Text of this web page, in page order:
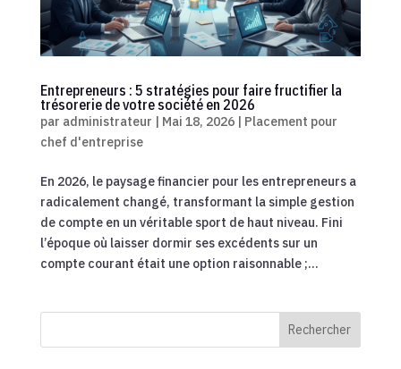
Entrepreneurs : 5 stratégies pour faire fructifier la
trésorerie de votre société en 2026
par administrateur | Mai 18, 2026| Placement pour
chef d'entreprise
En 2026, le paysage financier pour les entrepreneurs a
radicalement changé, transformant la simple gestion
de compte en un véritable sport de haut niveau. Fini
l’époque où laisser dormir ses excédents sur un
compte courant était une option raisonnable ;...
Rechercher